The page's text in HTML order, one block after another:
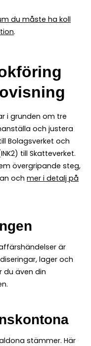
du måste ha koll
.
i grunden om tre
och justera
Bolagsverket och
till Skatteverket.
övergripande steg,
och mer i detalj på
är
lager och
du även din
stämmer. Här